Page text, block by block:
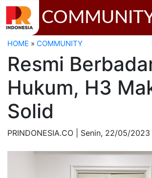
HOME » COMMUNITY
Resmi
Hukum, H3
Solid
PRINDONESIA.CO | Senin, 22/05/2023 |